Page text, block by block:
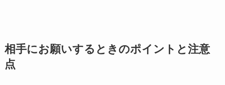
相手にお願いするときのポイントと注意
点